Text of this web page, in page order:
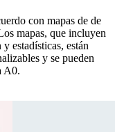
con mapas de de
mapas, que incluyen
estadísticas, están
y se pueden
A0.